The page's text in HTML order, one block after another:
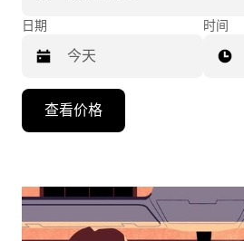
日期
向
头
时间
查看价格